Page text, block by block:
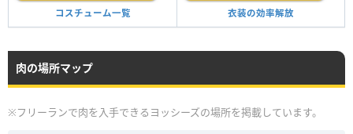
コスチューム一覧 衣装の効率解放
肉の場所マップ
※フリーランで肉を入手できるヨッシーズの場所を掲載しています。